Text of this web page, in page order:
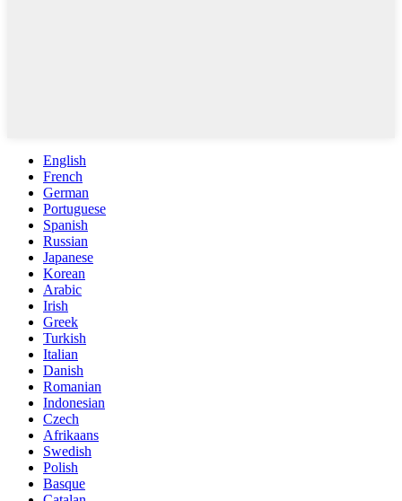
English
French
German
Portuguese
Spanish
Russian
Japanese
Korean
Arabic
Irish
Greek
Turkish
Italian
Danish
Romanian
Indonesian
Czech
Afrikaans
Swedish
Polish
Basque